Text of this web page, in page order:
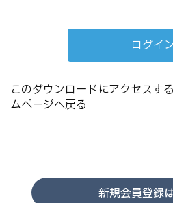
このダウンロードにアクセスす
ムページへ戻る
新規会員登録